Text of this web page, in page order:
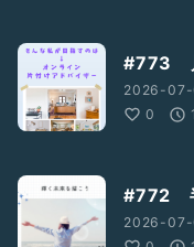
#773
2026-
0
#772
2026-